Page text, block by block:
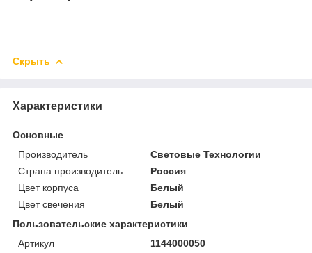
Скрыть
Характеристики
Основные
Производитель
Световые Технологии
Страна производитель
Россия
Цвет корпуса
Белый
Цвет свечения
Белый
Пользовательские характеристики
Артикул
1144000050